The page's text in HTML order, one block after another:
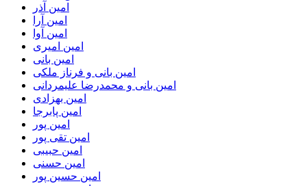
امین آذر
امین آرا
امین آوا
امین امیری
امین بانی
امین بانی و فرناز ملکی
امین بانی و محمدرضا علیمردانی
امین بهزادی
امین پابرجا
امین پور
امین تقی پور
امین حبیبی
امین حسنی
امین حسین پور